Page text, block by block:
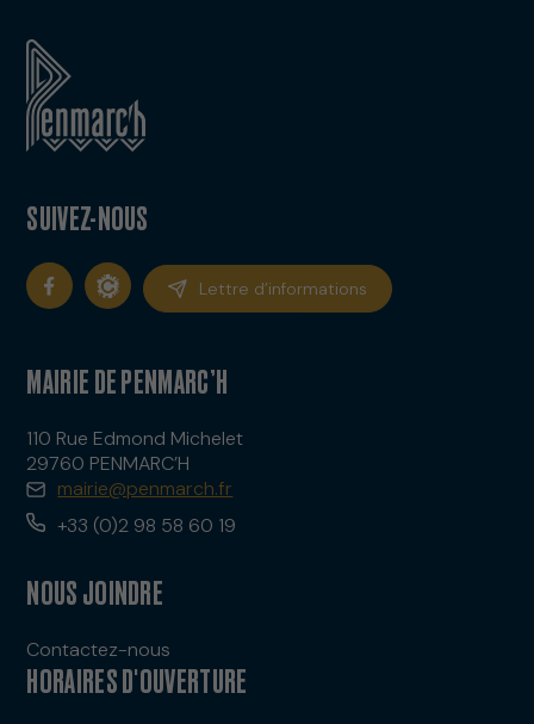
SUIVEZ-NOUS
Lettre d’informations
MAIRIE DE PENMARC’H
110 Rue Edmond Michelet
29760 PENMARC’H
mairie@penmarch.fr
+33 (0)2 98 58 60 19
NOUS JOINDRE
Contactez-nous
HORAIRES D'OUVERTURE